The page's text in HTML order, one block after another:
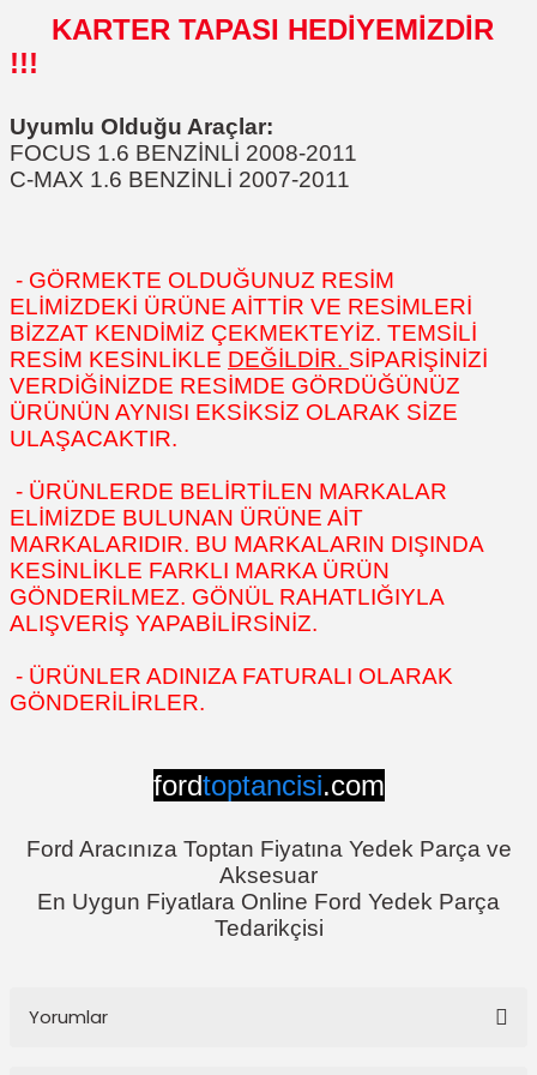
KARTER TAPASI HEDİYEMİZDİR
!!!
Uyumlu Olduğu Araçlar:
FOCUS 1.6 BENZİNLİ 2008-2011
C-MAX 1.6 BENZİNLİ 2007-2011
- GÖRMEKTE OLDUĞUNUZ RESİM
ELİMİZDEKİ ÜRÜNE AİTTİR VE RESİMLERİ
BİZZAT KENDİMİZ ÇEKMEKTEYİZ. TEMSİLİ
RESİM KESİNLİKLE DEĞİLDİR. SİPARİŞİNİZİ
VERDİĞİNİZDE RESİMDE GÖRDÜĞÜNÜZ
ÜRÜNÜN AYNISI EKSİKSİZ OLARAK SİZE
ULAŞACAKTIR.
- ÜRÜNLERDE BELİRTİLEN MARKALAR
ELİMİZDE BULUNAN ÜRÜNE AİT
MARKALARIDIR. BU MARKALARIN DIŞINDA
KESİNLİKLE FARKLI MARKA ÜRÜN
GÖNDERİLMEZ. GÖNÜL RAHATLIĞIYLA
ALIŞVERİŞ YAPABİLİRSİNİZ.
- ÜRÜNLER ADINIZA FATURALI OLARAK
GÖNDERİLİRLER.
fordtoptancisi.com
Ford Aracınıza Toptan Fiyatına Yedek Parça ve
Aksesuar
En Uygun Fiyatlara Online Ford Yedek Parça
Tedarikçisi
Yorumlar